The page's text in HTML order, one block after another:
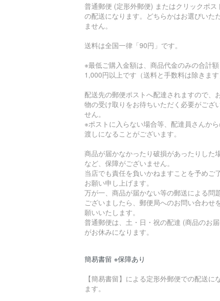
普通郵便 (定形外郵便) またはクリックポス
の配送になります。どちらかはお選びいた
ません。
送料は全国一律「90円」です。
※最低ご購入金額は、商品代金のみの合計額
1,000円以上です（送料と手数料は除きます
配送先の郵便ポストへ配達されますので、
物の受け取りをお待ちいただく必要がござ
せん。
※ポストに入らない場合等、配達員さんか
渡しになることがございます。
商品が届かなかったり破損があったりした
など、保障がございません。
当店でも責任を負いかねますことを予めご
お願い申し上げます。
万が一、商品が届かない等の郵送による問
ございましたら、郵便局へのお問い合わせ
願いいたします。
普通郵便は、土・日・祝の配達 (商品のお
がお休みになります。
簡易書留 ※保障あり
【簡易書留】による定形外郵便での配送に
ます。